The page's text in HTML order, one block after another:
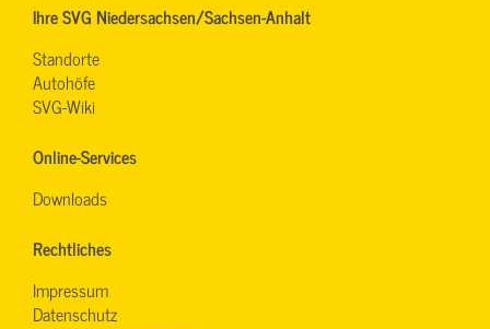
Ihre SVG Niedersachsen/Sachsen-Anhalt
Standorte
Autohöfe
SVG-Wiki
Online-Services
Downloads
Rechtliches
Impressum
Datenschutz